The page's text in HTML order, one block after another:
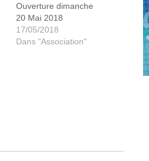
Ouverture dimanche
20 Mai 2018
17/05/2018
Dans "Association"